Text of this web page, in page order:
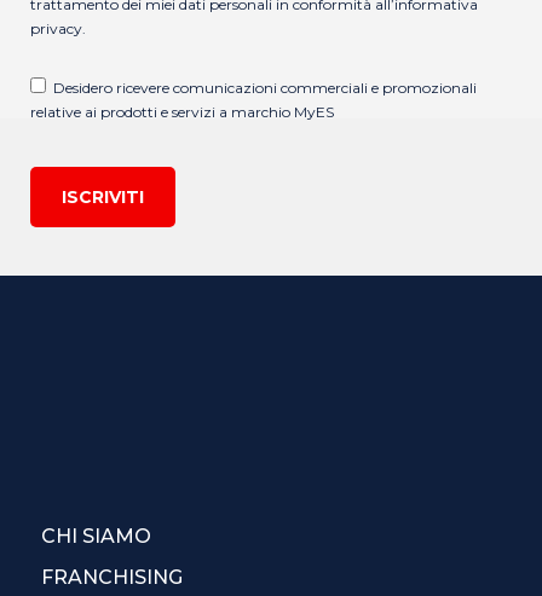
trattamento dei miei dati personali in conformità all’informativa
privacy
Desidero ricevere comunicazioni commerciali e promozionali
relative ai prodotti e servizi a marchio MyES
ISCRIVITI
CHI SIAMO
FRANCHISING